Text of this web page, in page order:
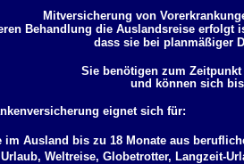
Mitversicherung von
Behandlung die Auslandsreise erfolgt
dass sie bei planmäßiger
Sie benötigen zum
und können sich
eignet sich für:
im Ausland bis zu 18 Monate aus
Weltreise, Globetrotter, Langzeit-